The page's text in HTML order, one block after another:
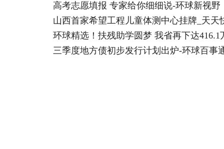
高考志愿填报 专家给你细细说-环球新视野
山西首家希望工程儿童体测中心挂牌_天天
环球精选！扶残助学圆梦 我省再下达416.1
三季度地方债初步发行计划出炉-环球百事